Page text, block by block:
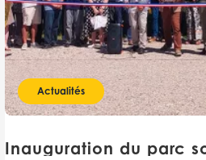
Actualités
Inauguration du parc